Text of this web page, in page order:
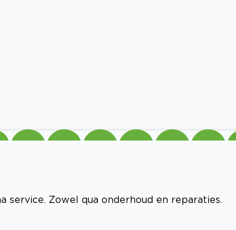
Zowel qua onderhoud en reparaties.